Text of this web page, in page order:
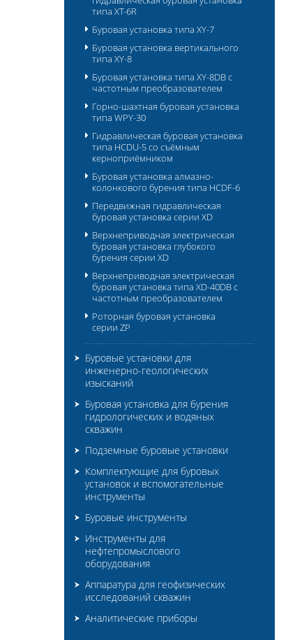
типа XT-6R
Буровая установка типа XY-7
Буровая установка вертикального
типа XY-8
Буровая установка типа XY-8DB с
частотным преобразователем
Горно-шахтная буровая установка
типа WPY-30
Гидравлическая буровая установка
типа HCDU-5 со съёмным
керноприёмником
Буровая установка алмазно-
колонкового бурения типа HCDF-6
Передвижная гидравлическая
буровая установка серии XD
Верхнеприводная электрическая
буровая установка глубокого
бурения серии XD
Верхнеприводная электрическая
буровая установка типа XD-40DB с
частотным преобразователем
Роторная буровая установка
серии ZP
Буровые установки для
инженерно-геологических
изысканий
Буровая установка для бурения
гидрологических и водяных
скважин
Подземные буровые установки
Комплектующие для буровых
установок и вспомогательные
инструменты
Буровые инструменты
Инструменты для
нефтепромыслового
оборудования
Аппаратура для геофизических
исследований скважин
Аналитические приборы